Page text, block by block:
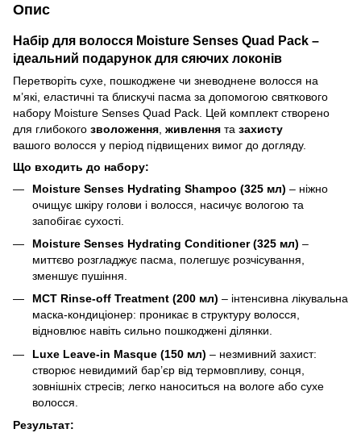
Опис
Набір для волосся Moisture Senses Quad Pack –
ідеальний подарунок для сяючих локонів
Перетворіть сухе, пошкоджене чи зневоднене волосся на
м’які, еластичні та блискучі пасма за допомогою святкового
набору Moisture Senses Quad Pack. Цей комплект створено
для глибокого зволоження живлення та захисту
вашого волосся у період підвищених вимог до догляду.
Що входить до набору:
Moisture Senses Hydrating Shampoo (325 мл) – ніжно
очищує шкіру голови і волосся, насичує вологою та
запобігає сухості.
Moisture Senses Hydrating Conditioner (325 мл) –
миттєво розгладжує пасма, полегшує розчісування,
зменшує пушіння.
MCT Rinse-off Treatment (200 мл) – інтенсивна лікувальна
маска-кондиціонер: проникає в структуру волосся,
відновлює навіть сильно пошкоджені ділянки.
Luxe Leave-in Masque (150 мл) – незмивний захист:
створює невидимий бар’єр від термовпливу, сонця,
зовнішніх стресів; легко наноситься на вологе або сухе
волосся.
Результат: